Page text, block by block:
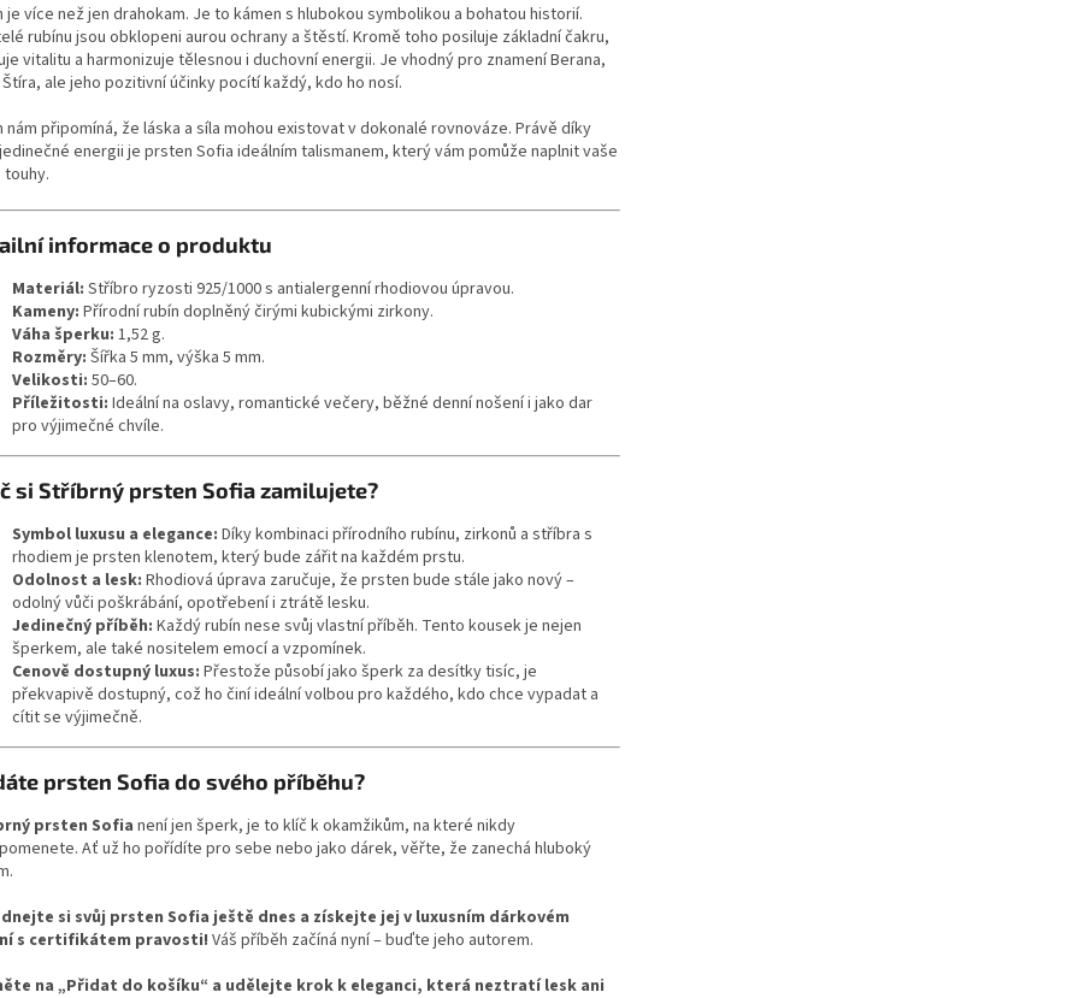
je více než jen drahokam. Je to kámen s hlubokou symbolikou a bohatou historií.
rubínu jsou obklopeni aurou ochrany a štěstí. Kromě toho posiluje základní čakru,
vitalitu a harmonizuje tělesnou i duchovní energii. Je vhodný pro znamení Berana,
Štíra, ale jeho pozitivní účinky pocítí každý, kdo ho nosí.
nám připomíná, že láska a síla mohou existovat v dokonalé rovnováze. Právě díky
energii je prsten Sofia ideálním talismanem, který vám pomůže naplnit vaše
touhy.
informace o produktu
Materiál: Stříbro ryzosti 925/1000 s antialergenní rhodiovou úpravou.
Kameny: Přírodní rubín doplněný čirými kubickými zirkony.
Váha šperku: 1,52 g.
Rozměry: Šířka 5 mm, výška 5 mm.
Velikosti: 50–60.
Příležitosti: Ideální na oslavy, romantické večery, běžné denní nošení i jako dar
pro výjimečné chvíle.
si Stříbrný prsten Sofia zamilujete?
Symbol luxusu a elegance: Díky kombinaci přírodního rubínu, zirkonů a stříbra s
rhodiem je prsten klenotem, který bude zářit na každém prstu.
Odolnost a lesk: Rhodiová úprava zaručuje, že prsten bude stále jako nový –
odolný vůči poškrábání, opotřebení i ztrátě lesku.
Jedinečný příběh: Každý rubín nese svůj vlastní příběh. Tento kousek je nejen
šperkem, ale také nositelem emocí a vzpomínek.
Cenově dostupný luxus: Přestože působí jako šperk za desítky tisíc, je
překvapivě dostupný, což ho činí ideální volbou pro každého, kdo chce vypadat a
cítit se výjimečně.
prsten Sofia do svého příběhu?
prsten Sofianení jen šperk, je to klíč k okamžikům, na které nikdy
Ať už ho pořídíte pro sebe nebo jako dárek, věřte, že zanechá hluboký
si svůj prsten Sofia ještě dnes a získejte jej v luxusním dárkovém
s certifikátem pravosti!Váš příběh začíná nyní – buďte jeho autorem.
na „Přidat do košíku“ a udělejte krok k eleganci, která neztratí lesk ani